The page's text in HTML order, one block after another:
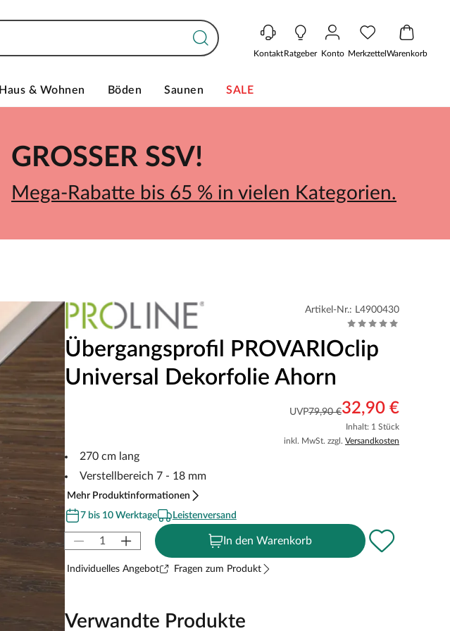
KontaktRatgeber Konto MerkzettelWarenkorb
Haus & Wohnen Böden Saunen SALE
GROSSER SSV!
Mega-Rabatte bis 65 % in vielen Kategorien.
Artikel-Nr.: L4900430
Übergangsprofil PROVARIOclip
Universal Dekorfolie Ahorn
UVP79,90 €32,90 €
Inhalt: 1 Stück
inkl. MwSt. zzgl. Versandkosten
270 cm lang
Verstellbereich 7 - 18 mm
Mehr Produktinformationen
7 bis 10 Werktage
Leistenversand
In den Warenkorb
Individuelles Angebot Fragen zum Produkt
Verwandte Produkte